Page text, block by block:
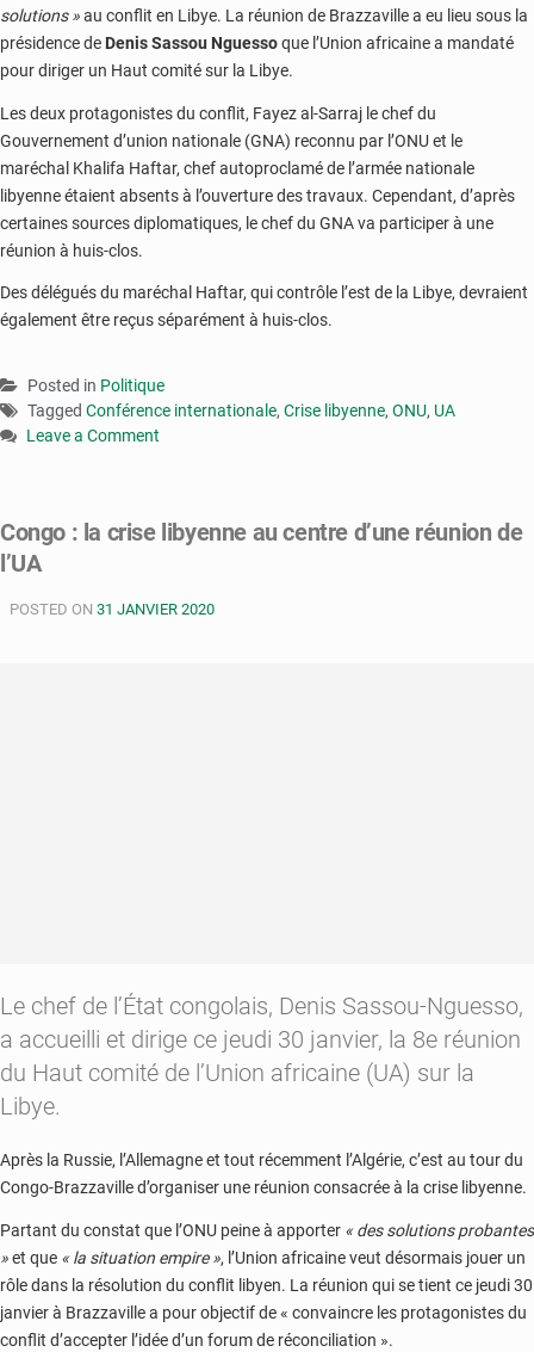
solutions »au conflit en Libye. La réunion de Brazzaville a eu lieu sous la
présidence de Denis Sassou Nguessoque l’Union africaine a mandaté
pour diriger un Haut comité sur la Libye.
Les deux protagonistes du conflit, Fayez al-Sarraj le chef du
Gouvernement d’union nationale (GNA) reconnu par l’ONU et le
maréchal Khalifa Haftar, chef autoproclamé de l’armée nationale
libyenne étaient absents à l’ouverture des travaux. Cependant, d’après
certaines sources diplomatiques, le chef du GNA va participer à une
réunion à huis-clos.
Des délégués du maréchal Haftar, qui contrôle l’est de la Libye, devraient
également être reçus séparément à huis-clos.
Posted in Politique
Tagged Conférence internationale, Crise libyenne, ONU, UA
Leave a Comment
:
les
africains
Congo : la crise libyenne au centre d’une réunion de
l’UA
POSTED ON 31 JANVIER 2020
Le chef de l’État congolais, Denis Sassou-Nguesso,
a accueilli et dirige ce jeudi 30 janvier, la 8e réunion
du Haut comité de l’Union africaine (UA) sur la
Libye.
Après la Russie, l’Allemagne et tout récemment l’Algérie, c’est au tour du
Congo-Brazzaville d’organiser une réunion consacrée à la crise libyenne.
Partant du constat que l’ONU peine à apporter « des solutions probantes
»et que « la situation empire », l’Union africaine veut désormais jouer un
rôle dans la résolution du conflit libyen. La réunion qui se tient ce jeudi 30
janvier à Brazzaville a pour objectif de « convaincre les protagonistes du
conflit d’accepter l’idée d’un forum de réconciliation ».